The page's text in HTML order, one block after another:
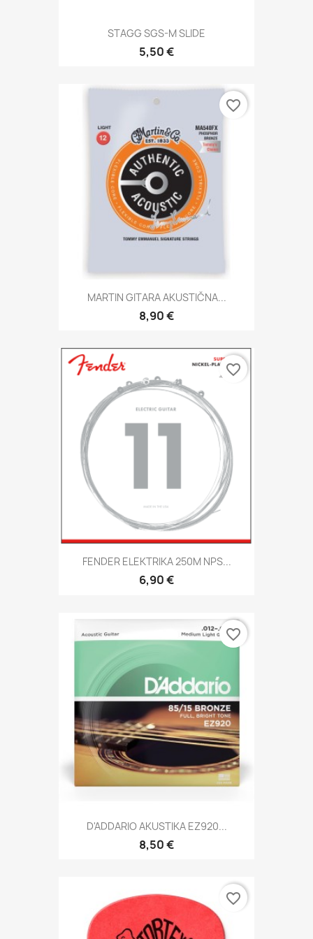
STAGG SGS-M SLIDE
5,50 €
MARTIN GITARA AKUSTIČNA...
8,90 €
favorite_border
FENDER ELEKTRIKA 250M NPS...
6,90 €
favorite_border
D'ADDARIO AKUSTIKA EZ920...
8,50 €
favorite_border
favorite_border